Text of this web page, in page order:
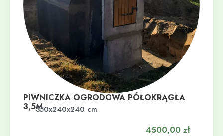
PIWNICZKA OGRODOWA PÓŁOKRĄGŁA
3,5M350x240x240 cm
4500,00 zł
Dodaj do koszyka